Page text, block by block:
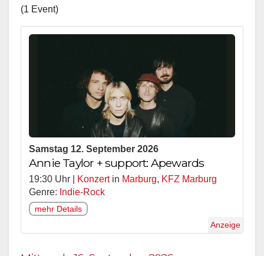
(1 Event)
Samstag 12. September 2026
Annie Taylor + support: Apewards
19:30 Uhr | Konzertin Marburg, KFZ Marburg
Genre: Indie-Rock
mehr Details
Anzeige